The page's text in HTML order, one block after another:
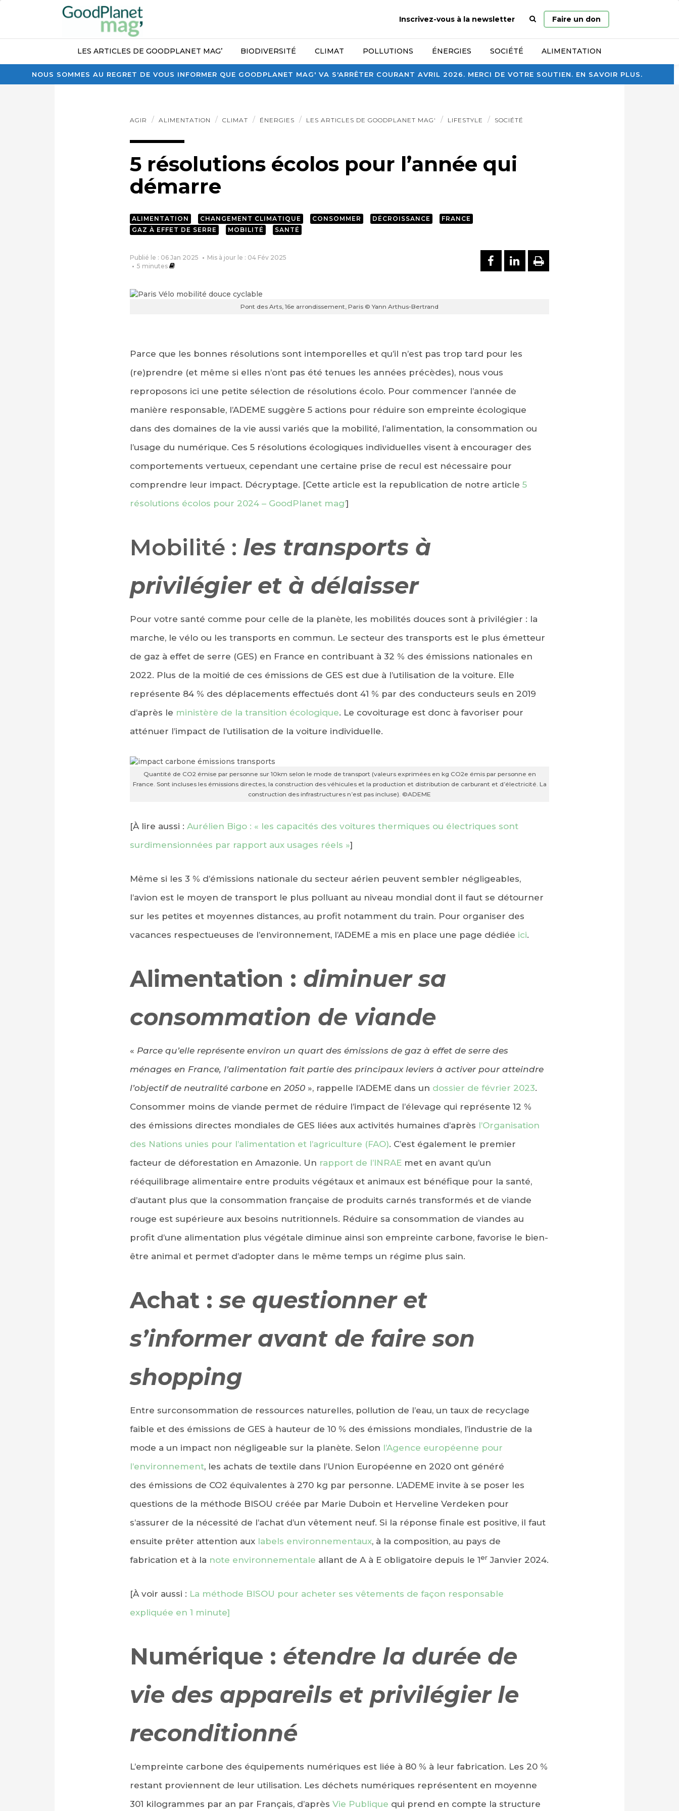
NOUS SOMMES AU REGRET DE VOUS INFORMER QUE GOODPLANET MAG' VA S'ARRÊTER COURANT AVRIL 2026. MERCI DE VOTRE SOUTIEN. EN SAVOIR PLUS.
Inscrivez-vous à la newsletter
Page
d’accueil
Faire un don
LES ARTICLES DE GOODPLANET MAG’ BIODIVERSITÉ CLIMAT POLLUTIONS ÉNERGIES SOCIÉTÉ ALIMENTATION
PARTAGER SUR FACEBOOK
PARTAGER SUR LINKEDIN
IMPRIMER
AGIR ALIMENTATION CLIMAT ÉNERGIES LES ARTICLES DE GOODPLANET MAG' LIFESTYLE SOCIÉTÉ
5 résolutions écolos pour l’année qui
démarre
ALIMENTATION CHANGEMENT CLIMATIQUE CONSOMMER DÉCROISSANCE
FRANCE
GAZ À EFFET DE SERRE
MOBILITÉ SANTÉ
Publié le : 06 Jan 2025
Mis à jour le : 04 Fév 2025
5 minutes
PARTAGER SUR FACEBOOK
PARTAGER SUR
IMPRIMER
Pont des Arts, 16e arrondissement, Paris © Yann Arthus-Bertrand
Parce que les bonnes résolutions sont intemporelles et qu’il n’est pas trop tard pour les
(re)prendre (et même si elles n’ont pas été tenues les années précèdes), nous vous
reproposons ici une petite sélection de résolutions écolo. Pour commencer l’année de
manière responsable, l’ADEME suggère 5 actions pour réduire son empreinte écologique
dans des domaines de la vie aussi variés que la mobilité, l’alimentation, la consommation ou
l’usage du numérique. Ces 5 résolutions écologiques individuelles visent à encourager des
comportements vertueux, cependant une certaine prise de recul est nécessaire pour
comprendre leur impact. Décryptage. [Cette article est la republication de notre article 5
résolutions écolos pour 2024 – GoodPlanet mag’]
Mobilité : les transports à
privilégier et à délaisser
Pour votre santé comme pour celle de la planète, les mobilités douces sont à privilégier : la
marche, le vélo ou les transports en commun. Le secteur des transports est le plus émetteur
de gaz à effet de serre (GES) en France en contribuant à 32 % des émissions nationales en
2022. Plus de la moitié de ces émissions de GES est due à l’utilisation de la voiture. Elle
représente 84 % des déplacements effectués dont 41 % par des conducteurs seuls en 2019
d’après le ministère de la transition écologique. Le covoiturage est donc à favoriser pour
atténuer l’impact de l’utilisation de la voiture individuelle.
Quantité de CO2 émise par personne sur 10km selon le mode de transport (valeurs exprimées en kg CO2e émis par personne en
France. Sont incluses les émissions directes, la construction des véhicules et la production et distribution de carburant et d’électricité. La
construction des infrastructures n’est pas incluse). ©ADEME
[À lire aussi : Aurélien Bigo : « les capacités des voitures thermiques ou électriques sont
surdimensionnées par rapport aux usages réels »]
Même si les 3 % d’émissions nationale du secteur aérien peuvent sembler négligeables,
l’avion est le moyen de transport le plus polluant au niveau mondial dont il faut se détourner
sur les petites et moyennes distances, au profit notamment du train. Pour organiser des
vacances respectueuses de l’environnement, l’ADEME a mis en place une page dédiée ici.
Alimentation : diminuer sa
consommation de viande
« Parce qu’elle représente environ un quart des émissions de gaz à effet de serre des
ménages en France, l’alimentation fait partie des principaux leviers à activer pour atteindre
l’objectif de neutralité carbone en 2050», rappelle l’ADEME dans un dossier de février 2023.
Consommer moins de viande permet de réduire l’impact de l’élevage qui représente 12 %
des émissions directes mondiales de GES liées aux activités humaines d’après l’Organisation
des Nations unies pour l’alimentation et l’agriculture (FAO). C’est également le premier
facteur de déforestation en Amazonie. Un rapport de l’INRAEmet en avant qu’un
rééquilibrage alimentaire entre produits végétaux et animaux est bénéfique pour la santé,
d’autant plus que la consommation française de produits carnés transformés et de viande
rouge est supérieure aux besoins nutritionnels. Réduire sa consommation de viandes au
profit d’une alimentation plus végétale diminue ainsi son empreinte carbone, favorise le bien-
être animal et permet d’adopter dans le même temps un régime plus sain.
Achat :se questionner et
s’informer avant de faire son
shopping
Entre surconsommation de ressources naturelles, pollution de l’eau, un taux de recyclage
faible et des émissions de GES à hauteur de 10 % des émissions mondiales, l’industrie de la
mode a un impact non négligeable sur la planète. Selon l’Agence européenne pour
l’environnement, les achats de textile dans l’Union Européenne en 2020 ont généré
des émissions de CO2 équivalentes à 270 kg par personne. L’ADEME invite à se poser les
questions de la méthode BISOU créée par Marie Duboin et Herveline Verdeken pour
s’assurer de la nécessité de l’achat d’un vêtement neuf. Si la réponse finale est positive, il faut
ensuite prêter attention aux labels environnementaux, à la composition, au pays de
fabrication et à la note environnementale allant de A à E obligatoire depuis le 1erJanvier 2024.
[À voir aussi : La méthode BISOU pour acheter ses vêtements de façon responsable
expliquée en 1 minute]
Numérique : étendre la durée de
vie des appareils et privilégier le
reconditionné
L’empreinte carbone des équipements numériques est liée à 80 % à leur fabrication. Les 20 %
restant proviennent de leur utilisation. Les déchets numériques représentent en moyenne
301 kilogrammes par an par Français, d’après Vie Publique qui prend en compte la structure